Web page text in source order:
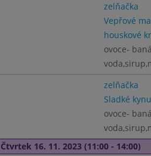
zelňačka
Vepřové
houskové
ovoce-
zelňačka
Sladké
ovoce-
Čtvrtek 16. 11. 2023 (11:00 - 14:00)